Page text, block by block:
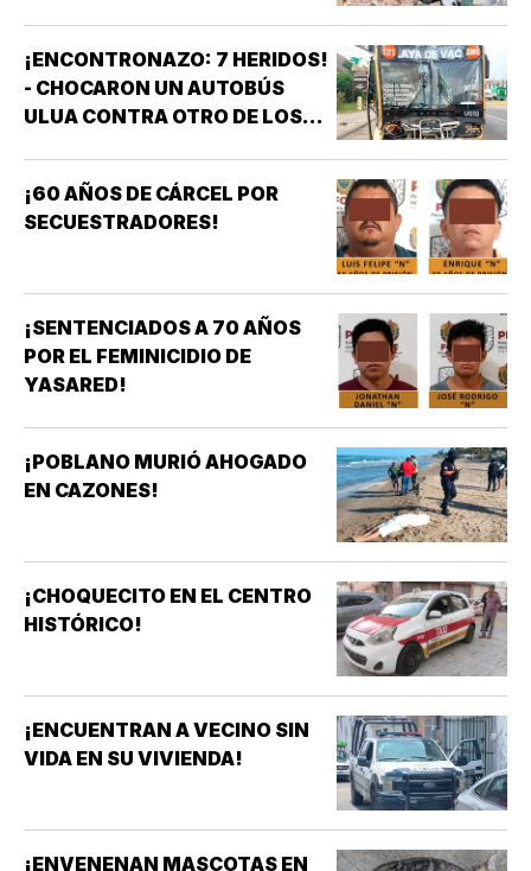
¡ENCONTRONAZO: 7 HERIDOS!
- CHOCARON UN AUTOBÚS
ULUA CONTRA OTRO DE LOS
¡60 AÑOS DE CÁRCEL POR
SECUESTRADORES!
¡SENTENCIADOS A 70 AÑOS
POR EL FEMINICIDIO DE
YASARED!
¡POBLANO MURIÓ AHOGADO
EN CAZONES!
¡CHOQUECITO EN EL CENTRO
HISTÓRICO!
¡ENCUENTRAN A VECINO SIN
VIDA EN SU VIVIENDA!
¡ENVENENAN MASCOTAS EN